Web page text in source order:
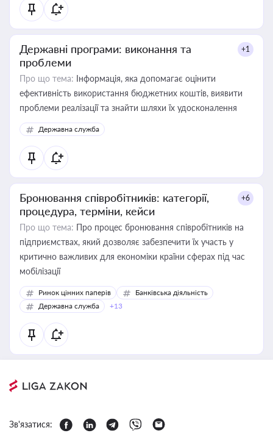
Державні програми: виконання та
проблеми
+1
Про що тема: Інформація, яка допомагає оцінити
ефективність використання бюджетних коштів, виявити
проблеми реалізації та знайти шляхи їх удосконалення
Державна служба
Бронювання співробітників: категорії,
процедура, терміни, кейси
+6
Про що тема: Про процес бронювання співробітників на
підприємствах, який дозволяє забезпечити їх участь у
критично важливих для економіки країни сферах під час
мобілізації
Ринок цінних паперів
Банківська діяльність
Державна служба
+13
Зв'язатися: